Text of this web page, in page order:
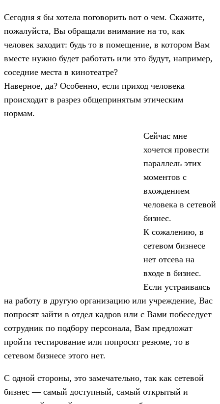
Сегодня я бы хотела поговорить вот о чем. Скажите,
пожалуйста, Вы обращали внимание на то, как
человек заходит: будь то в помещение, в котором Вам
вместе нужно будет работать или это будут, например,
соседние места в кинотеатре?
Наверное, да? Особенно, если приход человека
происходит в разрез общепринятым этическим
нормам.
Сейчас мне
хочется провести
параллель этих
моментов с
вхождением
человека в сетевой
бизнес.
К сожалению, в
сетевом бизнесе
нет отсева на
входе в бизнес.
Если устраиваясь
на работу в другую организацию или учреждение, Вас
попросят зайти в отдел кадров или с Вами побеседует
сотрудник по подбору персонала, Вам предложат
пройти тестирование или попросят резюме, то в
сетевом бизнесе этого нет.
С одной стороны, это замечательно, так как сетевой
бизнес — самый доступный, самый открытый и